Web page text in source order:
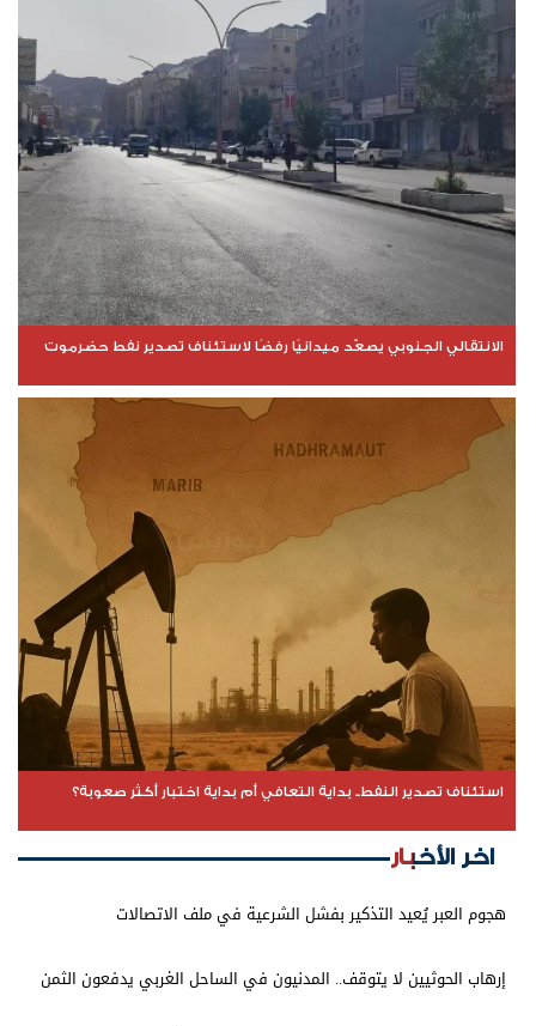
الانتقالي الجنوبي يصعّد ميدانيًا رفضًا لاستئناف تصدير نفط حضرموت
استئناف تصدير النفط.. بداية التعافي أم بداية اختبار أكثر صعوبة؟
اخر الأخبار
هجوم العبر يُعيد التذكير بفشل الشرعية في ملف الاتصالات
إرهاب الحوثيين لا يتوقف.. المدنيون في الساحل الغربي يدفعون الثمن